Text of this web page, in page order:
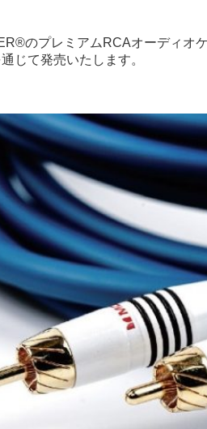
のプレミアムRCAオーディオ
じて発売いたします。